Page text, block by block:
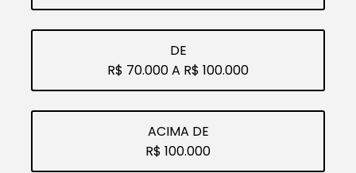
DE
R$ 70.000 A R$ 100.000
ACIMA DE
R$ 100.000